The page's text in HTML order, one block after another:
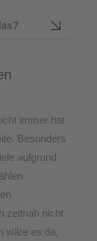
immer hat
Besonders
aufgrund
zeitnah nicht
wäre es da,